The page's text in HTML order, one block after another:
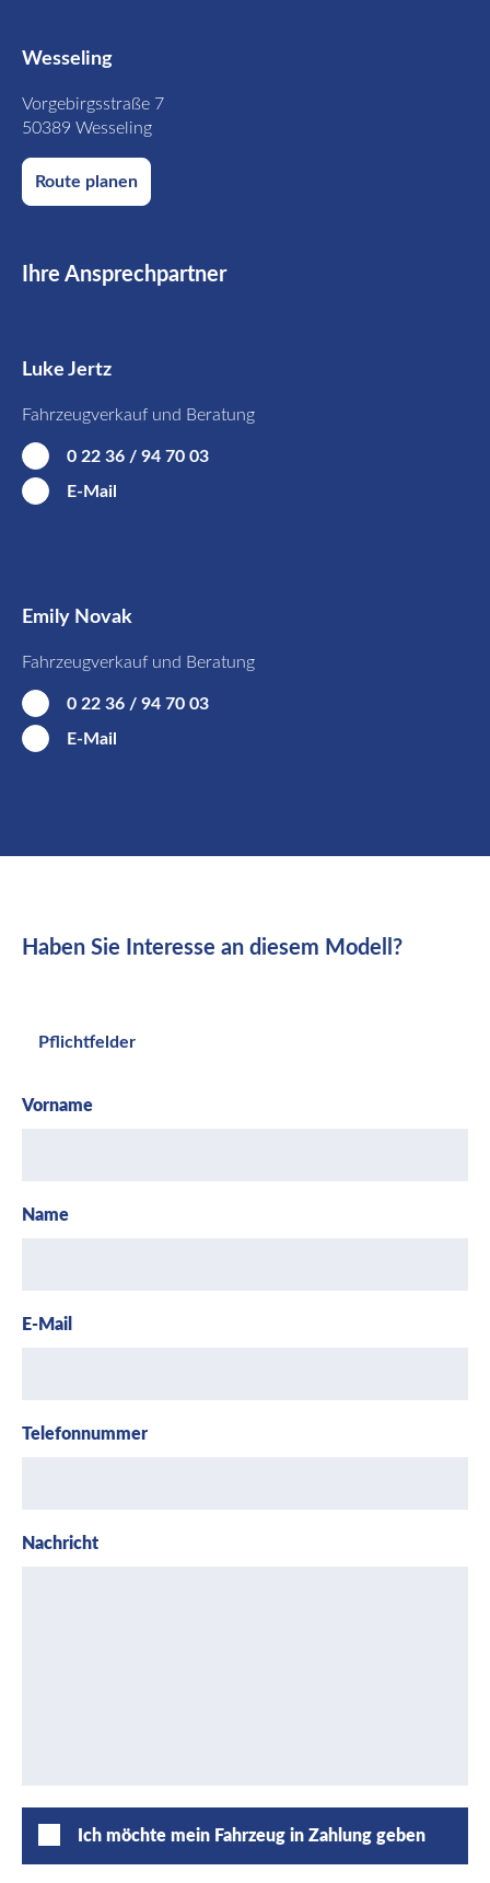
Wesseling
Vorgebirgsstraße 7
50389 Wesseling
Route planen
Ihre Ansprechpartner
Luke Jertz
Fahrzeugverkauf und Beratung
0 22 36 / 94 70 03
E-Mail
Emily Novak
Fahrzeugverkauf und Beratung
0 22 36 / 94 70 03
E-Mail
Haben Sie Interesse an diesem Modell?
Pflichtfelder
Vorname
Name
E-Mail
Telefonnummer
Nachricht
Ich möchte mein Fahrzeug in Zahlung geben